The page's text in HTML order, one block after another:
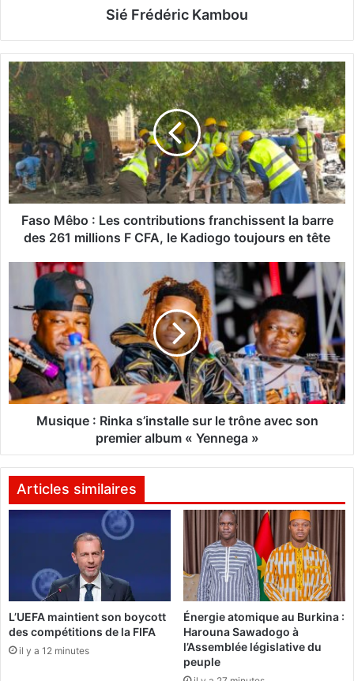
Sié Frédéric Kambou
F
a
s
o
M
ê
b
o
:
r
i
b
u
t
s
s
s
e
n
Faso Mêbo : Les contributions franchissent la barre
des 261 millions F CFA, le Kadiogo toujours en tête
s
q
u
e
:
R
k
a
’
l
l
e
s
Musique : Rinka s’installe sur le trône avec son
premier album « Yennega »
Articles similaires
L’UEFA maintient son boycott
des compétitions de la FIFA
il y a 12 minutes
Énergie atomique au Burkina :
Harouna Sawadogo à
l’Assemblée législative du
peuple